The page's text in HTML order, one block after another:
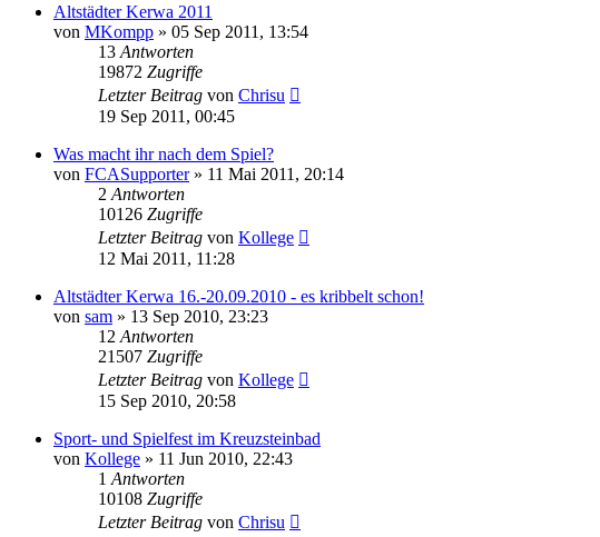
Altstädter Kerwa 2011
von MKompp » 05 Sep 2011, 13:54
13 Antworten
19872 Zugriffe
Letzter Beitrag von Chrisu
19 Sep 2011, 00:45
Was macht ihr nach dem Spiel?
von FCASupporter» 11 Mai 2011, 20:14
2 Antworten
10126 Zugriffe
Letzter Beitrag von Kollege
12 Mai 2011, 11:28
Altstädter Kerwa 16.-20.09.2010 - es kribbelt schon!
von sam » 13 Sep 2010, 23:23
12 Antworten
21507 Zugriffe
Letzter Beitrag von Kollege
15 Sep 2010, 20:58
Sport- und Spielfest im Kreuzsteinbad
von Kollege » 11 Jun 2010, 22:43
1 Antworten
10108 Zugriffe
Letzter Beitrag von Chrisu